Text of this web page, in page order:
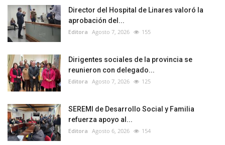
Director del Hospital de Linares valoró la
aprobación del...
Editora Agosto 7, 2026 155
Dirigentes sociales de la provincia se
reunieron con delegado...
Editora Agosto 7, 2026 125
SEREMI de Desarrollo Social y Familia
refuerza apoyo al...
Editora Agosto 6, 2026 154